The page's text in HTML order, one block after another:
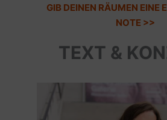
GIB DEINEN RÄUMEN EINE
NOTE >>
TEXT &